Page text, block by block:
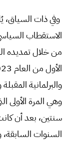
وفي ذات السياق،
الاستقطاب
من خلال تمديده
والبرلمانية
وهي المرة الأولى
سنتين، بعد أن
السنوات